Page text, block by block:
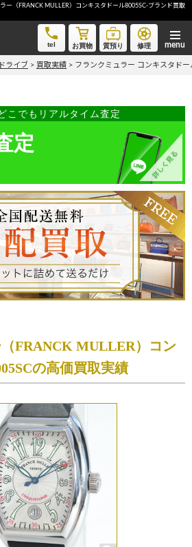
ー（FRANCK MULLER）コンキスタドール8005SC-ブランド買取
tel お買物 質預り 修理
ブランド買取なら高価買取の「ロデオドライブ」へ
料LINE査定
ながら品物を売りたい方へ
く安全に売りたい方へ
張買取申込
ライブ > 買取実績 > フランクミュラー コンキスタド
こでもリアルタイム査定
定
FRANCK MULLER）コン
の高価買取実績